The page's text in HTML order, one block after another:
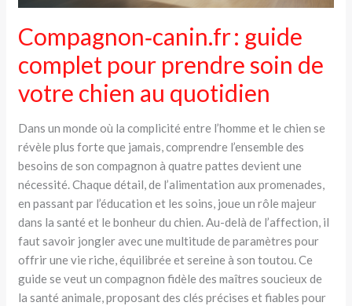
Compagnon‑canin.fr : guide
complet pour prendre soin de
votre chien au quotidien
Dans un monde où la complicité entre l’homme et le chien se
révèle plus forte que jamais, comprendre l’ensemble des
besoins de son compagnon à quatre pattes devient une
nécessité. Chaque détail, de l’alimentation aux promenades,
en passant par l’éducation et les soins, joue un rôle majeur
dans la santé et le bonheur du chien. Au-delà de l’affection, il
faut savoir jongler avec une multitude de paramètres pour
offrir une vie riche, équilibrée et sereine à son toutou. Ce
guide se veut un compagnon fidèle des maîtres soucieux de
la santé animale, proposant des clés précises et fiables pour